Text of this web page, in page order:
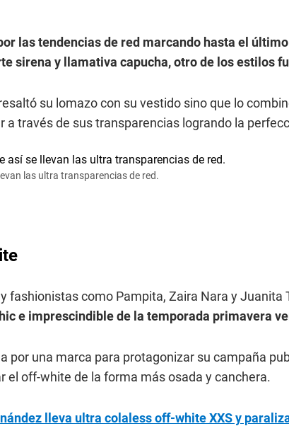
las tendencias de red marcando hasta el
sirena y llamativa capucha, otro de los estilos
su lomazo con su vestido sino que lo
a través de sus transparencias logrando la
las ultra transparencias de red.
fashionistas como Pampita, Zaira Nara y Juanita
e imprescindible de la temporada primavera
por una marca para protagonizar su campaña
el off-white de la forma más osada y canchera.
lleva ultra colaless off-white XXS y